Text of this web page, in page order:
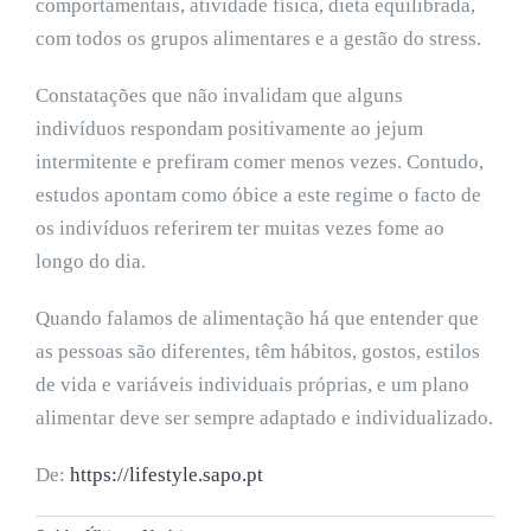
comportamentais, atividade física, dieta equilibrada,
com todos os grupos alimentares e a gestão do stress.
Constatações que não invalidam que alguns
indivíduos respondam positivamente ao jejum
intermitente e prefiram comer menos vezes. Contudo,
estudos apontam como óbice a este regime o facto de
os indivíduos referirem ter muitas vezes fome ao
longo do dia.
Quando falamos de alimentação há que entender que
as pessoas são diferentes, têm hábitos, gostos, estilos
de vida e variáveis individuais próprias, e um plano
alimentar deve ser sempre adaptado e individualizado.
De: https://lifestyle.sapo.pt